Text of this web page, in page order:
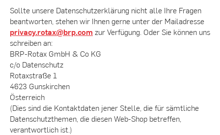
Sollte unsere Datenschutzerklärung nicht alle Ihre Fragen
beantworten, stehen wir Ihnen gerne unter der Mailadresse
privacy.rotax@brp.com zur Verfügung. Oder Sie können uns
schreiben an:
BRP-Rotax GmbH & Co KG
c/o Datenschutz
Rotaxstraße 1
4623 Gunskirchen
Österreich
(Dies sind die Kontaktdaten jener Stelle, die für sämtliche
Datenschutzthemen, die diesen Web-Shop betreffen,
verantwortlich ist.)